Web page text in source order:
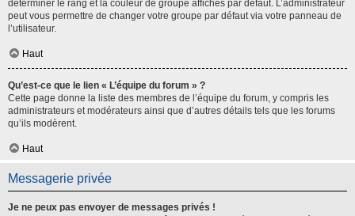
déterminer le rang et la couleur de groupe affichés par défaut. L’administrateur
peut vous permettre de changer votre groupe par défaut via votre panneau de
l’utilisateur.
Haut
Qu’est-ce que le lien « L’équipe du forum » ?
Cette page donne la liste des membres de l’équipe du forum, y compris les
administrateurs et modérateurs ainsi que d’autres détails tels que les forums
qu’ils modèrent.
Haut
Messagerie privée
Je ne peux pas envoyer de messages privés !